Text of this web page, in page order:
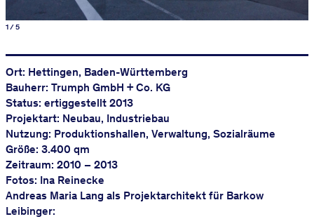
Ort: Hettingen, Baden-Württemberg
Bauherr: Trumph GmbH + Co. KG
Status: ertiggestellt 2013
Projektart: Neubau, Industriebau
Nutzung: Produktionshallen, Verwaltung, Sozialräume
Größe: 3.400 qm
Zeitraum: 2010 – 2013
Fotos: Ina Reinecke
Andreas Maria Lang als Projektarchitekt für Barkow
Leibinger:
1 / 5